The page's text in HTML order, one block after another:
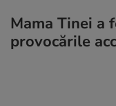
Mama Tinei a
provocările